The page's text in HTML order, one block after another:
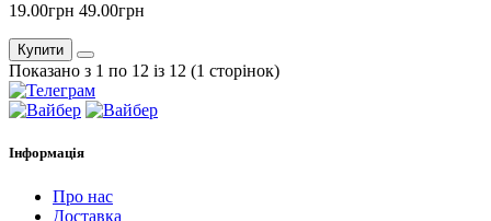
19.00грн 49.00грн
Купити
Показано з 1 по 12 із 12 (1 сторінок)
Інформація
Про нас
Доставка